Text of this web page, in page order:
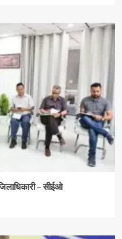
– सीईओ